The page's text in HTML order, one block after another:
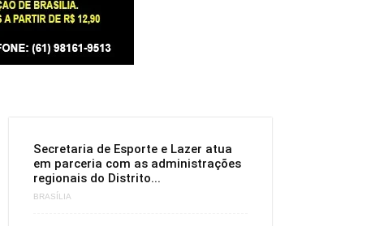
Secretaria de Esporte e Lazer atua
em parceria com as administrações
regionais do Distrito...
BRASÍLIA